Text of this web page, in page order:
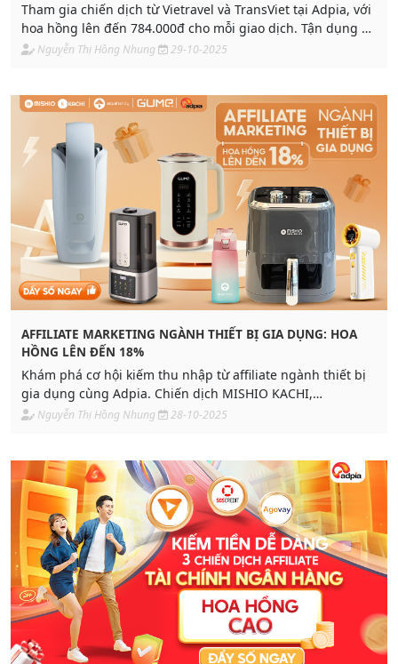
Tham gia chiến dịch từ Vietravel và TransViet tại Adpia, với
hoa hồng lên đến 784.000đ cho mỗi giao dịch. Tận dụng xu
hướng du lịch bùng nổ, gia tăng thu nhập ngay hôm nay!
Nguyễn Thị Hồng Nhung 29-10-2025
AFFILIATE MARKETING NGÀNH THIẾT BỊ GIA DỤNG: HOA
HỒNG LÊN ĐẾN 18%
Khám phá cơ hội kiếm thu nhập từ affiliate ngành thiết bị
gia dụng cùng Adpia. Chiến dịch MISHIO KACHI,
Aquahandy, GUME hoa hồng đến 18%, dễ triển khai.
Nguyễn Thị Hồng Nhung 28-10-2025